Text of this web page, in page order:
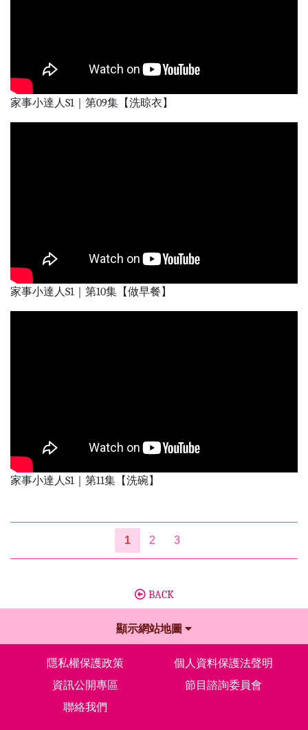
家事小達人S1｜第09集【洗晾衣】
家事小達人S1｜第10集【做早餐】
家事小達人S1｜第11集【洗碗】
1 2 3
BACK
顯示網站地圖
隱私權保護政策
個人資料保護法聲明
資訊公開專區
節目諮詢委員會
聯絡我們